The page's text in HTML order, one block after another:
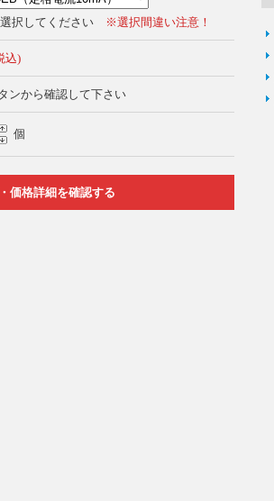
択してください
※選択間違い注意！
込)
ンから確認して下さい
個
価格詳細を確認する